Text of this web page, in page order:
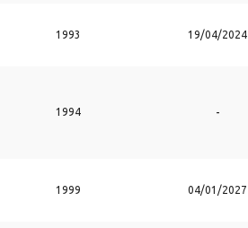
1993 19/04/2024
1994 -
1999 04/01/2027